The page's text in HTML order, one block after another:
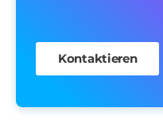
Kontaktieren